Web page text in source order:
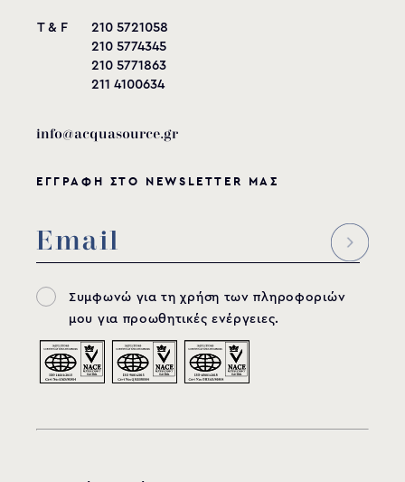
T & F
210 5721058
210 5774345
210 5771863
211 4100634
info@acquasource.gr
ΕΓΓΡΑΦΗ ΣΤΟ NEWSLETTER ΜΑΣ
Συμφωνώ για τη χρήση των πληροφοριών
μου για προωθητικές ενέργειες.